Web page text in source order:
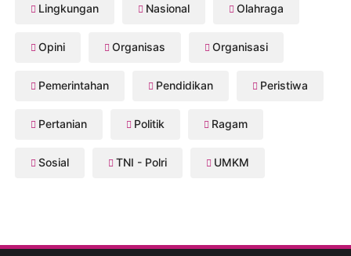
Lingkungan Nasional Olahraga
Opini Organisas Organisasi
Pemerintahan Pendidikan Peristiwa
Pertanian Politik Ragam
Sosial TNI - Polri UMKM